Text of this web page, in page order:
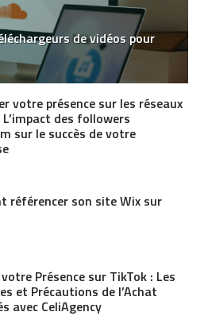
de vidéos pour
votre présence sur les réseaux
L’impact des followers
sur le succès de votre
référencer son site Wix sur
Présence sur TikTok : Les
et Précautions de l’Achat
avec CeliAgency